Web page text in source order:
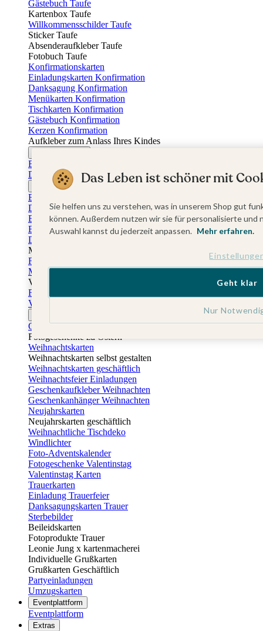
Gästebuch Taufe
Kartenbox Taufe
Willkommensschilder Taufe
Sticker Taufe
Absenderaufkleber Taufe
Fotobuch Taufe
Konfirmationskarten
Einladungskarten Konfirmation
Danksagung Konfirmation
Menükarten Konfirmation
Tischkarten Konfirmation
Gästebuch Konfirmation
Kerzen Konfirmation
Aufkleber zum Anlass Ihres Kindes
Einladungskarten Firmung
Dankeskarten Firmung
Jugendweihekarten
Einladungskarten Jugendweihe
Dankeskarten Jugendweihe
Einschulungskarten
Einladungskarten Einschulung
Danksagung Einschulung
Muttertag
Fotogeschenke Muttertag
Muttertagskarten
Vatertag
Fotogeschenke Vatertag
Vatertagskarten
Osterkarten
Fotogeschenke zu Ostern
Weihnachtskarten
Weihnachtskarten selbst gestalten
Weihnachtskarten geschäftlich
Weihnachtsfeier Einladungen
Geschenkaufkleber Weihnachten
Geschenkanhänger Weihnachten
Neujahrskarten
Neujahrskarten geschäftlich
Weihnachtliche Tischdeko
Windlichter
Foto-Adventskalender
Fotogeschenke Valentinstag
Valentinstag Karten
Trauerkarten
Einladung Trauerfeier
Danksagungskarten Trauer
Sterbebilder
Beileidskarten
Fotoprodukte Trauer
Leonie Jung x kartenmacherei
Individuelle Grußkarten
Grußkarten Geschäftlich
Partyeinladungen
Umzugskarten
Eventplattform
Eventplattform
Extras
Das Leben ist schöner mit
Sie helfen uns zu verstehen, was in unserem Shop gut
können. Außerdem nutzen wir sie für personalisierte
Auswahl kannst du jederzeit anpassen. Mehr erfahren.
Nur
Geht klar